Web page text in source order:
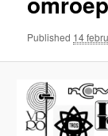
Published 14